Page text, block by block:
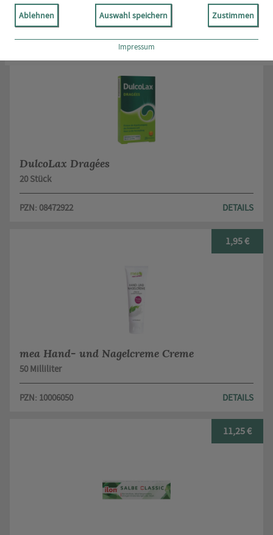
Ablehnen Auswahl speichern Zustimmen
Impressum
PZN: 19740900 DETAILS
DulcoLax Dragées
20 Stück
PZN: 08472922 DETAILS
1,95 €
mea Hand- und Nagelcreme Creme
50 Milliliter
PZN: 10006050 DETAILS
11,25 €